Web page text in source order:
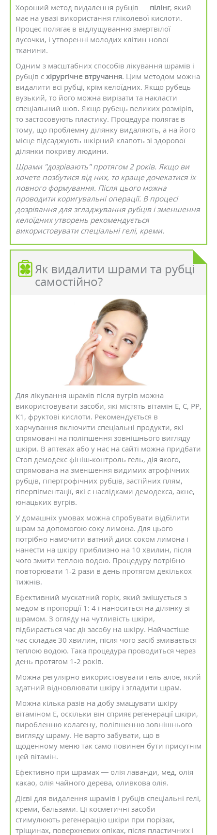
Хороший метод видалення рубців — пілінг, який
має на увазі використання гліколевої кислоти.
Процес полягає в відлущуванню змертвілої
лусочки, і утворенні молодих клітин нової
тканини.
Одним з масштабних способів лікування шрамів і
рубців єхірургічне втручання. Цим методом можна
видалити всі рубці, крім келоїдних. Якщо рубець
вузький, то його можна вирізати та накласти
спеціальний шов. Якщо рубець великих розмірів,
то застосовують пластику. Процедура полягає в
тому, що проблемну ділянку видаляють, а на його
місце підсаджують шкірний клапоть зі здорової
ділянки покриву людини.
Шрами "дозрівають" протягом 2 років. Якщо ви
хочете позбутися від них, то краще дочекатися їх
повного формування. Після цього можна
проводити коригувальні операції. В процесі
дозрівання для згладжування рубців і зменшення
келоїдних утворень рекомендується
використовувати спеціальні гелі, креми.
Як видалити шрами та рубці
самостійно?
Для лікування шрамів після вугрів можна
використовувати засоби, які містять вітамін Е, С, РР,
К1, фруктові кислоти. Рекомендується в
харчування включити спеціальні продукти, які
спрямовані на поліпшення зовнішнього вигляду
шкіри. В аптеках або у нас на сайті можна придбати
Стоп демодекс фініш-контроль гель, дія якого,
спрямована на зменшення видимих ​​атрофічних
рубців, гіпертрофічних рубців, застійних плям,
гіперпігментації, які є наслідками демодекса, акне,
юнацьких вугрів.
У домашніх умовах можна спробувати відбілити
шрам за допомогою соку лимона. Для цього
потрібно намочити ватний диск соком лимона і
нанести на шкіру приблизно на 10 хвилин, після
чого змити теплою водою. Процедуру потрібно
повторювати 1-2 рази в день протягом декількох
тижнів.
Ефективний мускатний горіх, який змішується з
медом в пропорції 1: 4 і наноситься на ділянку зі
шрамом. З огляду на чутливість шкіри,
підбирається час дії засобу на шкіру. Найчастіше
час складає 30 хвилин, після чого засіб змивається
теплою водою. Така процедура проводиться через
день протягом 1-2 років.
Можна регулярно використовувати гель алое, який
здатний відновлювати шкіру і згладити шрам.
Можна кілька разів на добу змащувати шкіру
вітаміном Е, оскільки він сприяє регенерації шкіри,
виробленню колагену, поліпшенню зовнішнього
вигляду шраму. Не варто забувати, що в
щоденному меню так само повинен бути присутнім
цей вітамін.
Ефективно при шрамах — олія лаванди, мед, олія
какао, олія чайного дерева, оливкова олія.
Дієві для видалення шрамів і рубців спеціальні гелі,
креми, бальзами. Ці косметичні засоби
стимулюють регенерацію шкіри при порізах,
тріщинах, поверхневих опіках, після пластичних і